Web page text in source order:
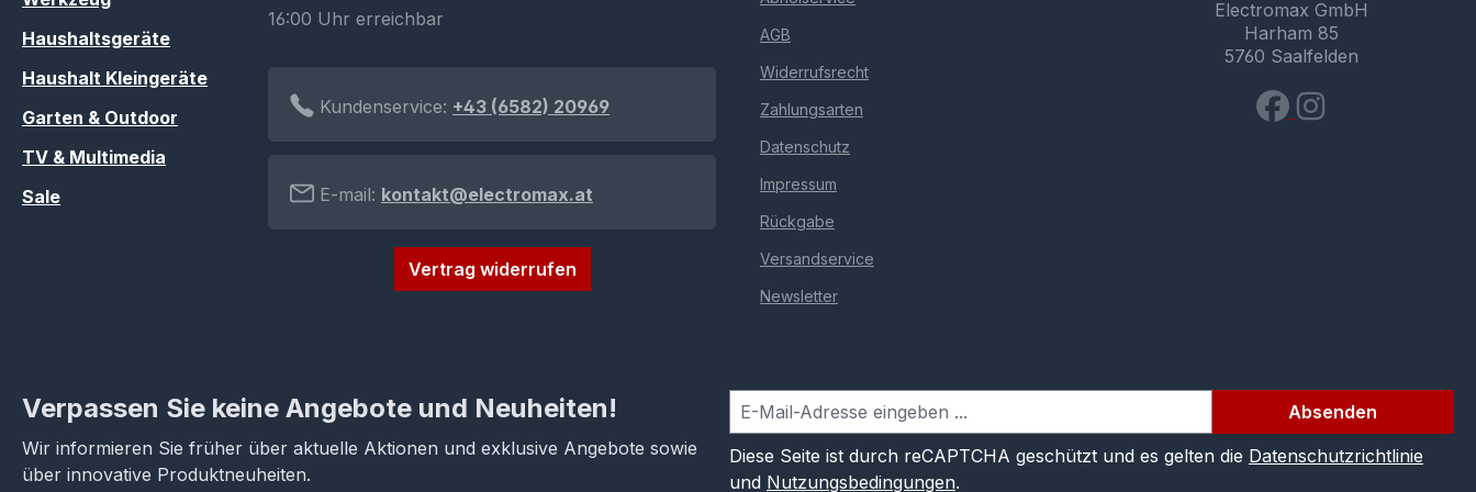
Haushaltsgeräte
Haushalt Kleingeräte
Garten & Outdoor
TV & Multimedia
Sale
16:00 Uhr erreichbar
Kundenservice: +43 (6582) 20969
E-mail: kontakt@electromax.at
Vertrag widerrufen
AGB
Widerrufsrecht
Zahlungsarten
Datenschutz
Impressum
Rückgabe
Versandservice
Newsletter
Electromax GmbH
Harham 85
5760 Saalfelden
Verpassen Sie keine Angebote und Neuheiten!
Wir informieren Sie früher über aktuelle Aktionen und exklusive Angebote sowie
über innovative Produktneuheiten.
Absenden
Diese Seite ist durch reCAPTCHA geschützt und es gelten die Datenschutzrichtlinie
und Nutzungsbedingungen.